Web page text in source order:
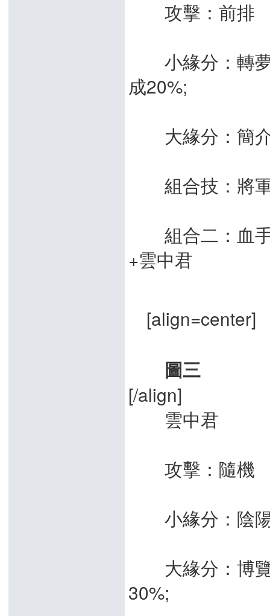
攻擊：前排
小緣分：轉夢
成20%;
大緣分：簡介
組合技：將
組合二：血手
+雲中君
[align=center]
圖三
[/align]
雲中君
攻擊：隨機
小緣分：陰陽
大緣分：博覽
30%;